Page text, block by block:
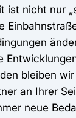
ist nicht nur
bleiben
an Ihrer
neue